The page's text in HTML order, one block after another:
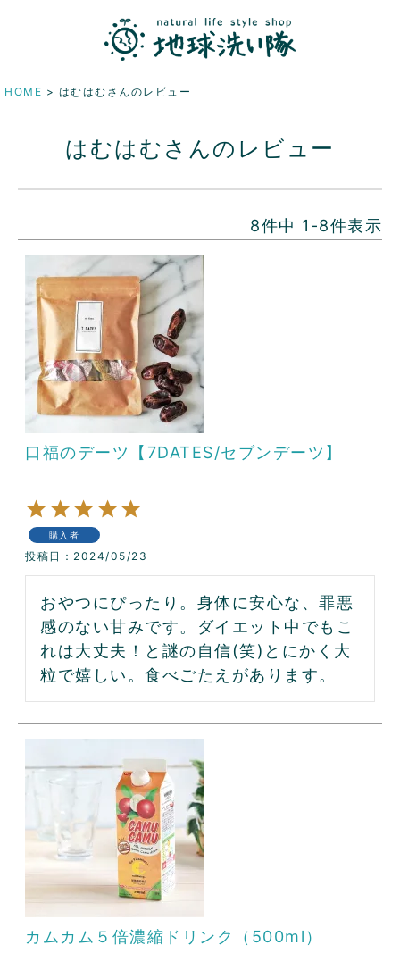
HOME はむはむさんのレビュー
はむはむさんのレビュー
8件中 1 -8件表示
口福のデーツ【7DATES/セブンデーツ】
購入者
投稿日 2024/05/23
おやつにぴったり。身体に安心な、罪悪
感のない甘みです。ダイエット中でもこ
れは大丈夫！と謎の自信(笑)とにかく大
粒で嬉しい。食べごたえがあります。
カムカム５倍濃縮ドリンク（500ml）